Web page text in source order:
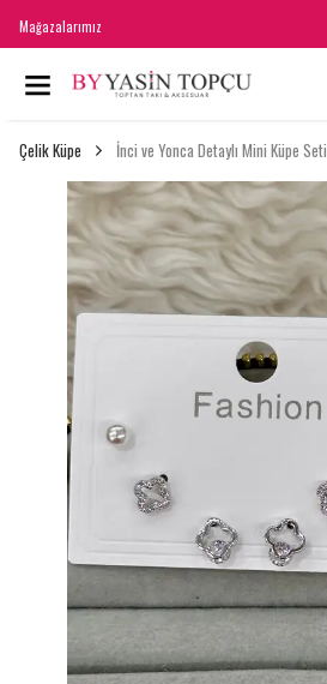
Mağazalarımız
Çelik Küpe İnci ve Yonca Detaylı Mini Küpe Seti